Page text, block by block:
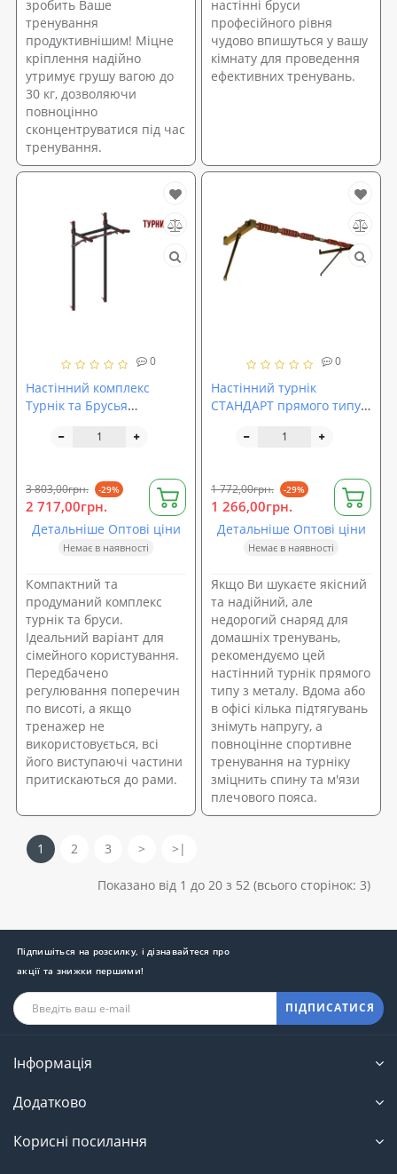
зробить Ваше
тренування
продуктивнішим! Міцне
кріплення надійно
утримує грушу вагою до
30 кг, дозволяючи
повноцінно
сконцентруватися під час
тренування.
настінні бруси
професійного рівня
чудово впишуться у вашу
кімнату для проведення
ефективних тренувань.
0
Настінний комплекс
Турнік та Брусья
Ls32160, складний
3 803,00грн. -29%
2 717,00грн.
Детальніше Оптові ціни
Немає в наявності
Компактний та
продуманий комплекс
турнік та бруси.
Ідеальний варіант для
сімейного користування.
Передбачено
регулювання поперечин
по висоті, а якщо
тренажер не
використовується, всі
його виступаючі частини
притискаються до рами.
0
Настінний турнік
СТАНДАРТ прямого типу
1 772,00грн. -29%
1 266,00грн.
Детальніше Оптові ціни
Немає в наявності
Якщо Ви шукаєте якісний
та надійний, але
недорогий снаряд для
домашніх тренувань,
рекомендуємо цей
настінний турнік прямого
типу з металу. Вдома або
в офісі кілька підтягувань
знімуть напругу, а
повноцінне спортивне
тренування на турніку
зміцнить спину та м'язи
плечового пояса.
1 2 3 > >|
Показано від 1 до 20 з 52 (всього сторінок: 3)
Підпишіться на розсилку, і дізнавайтеся про
акції та знижки першими!
ПІДПИСАТИСЯ
Інформація
Додатково
Корисні посилання